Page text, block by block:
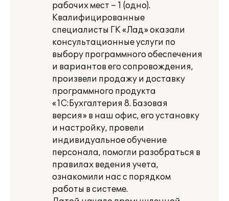
рабочих мест – 1 (одно).
Квалифицированные
специалисты ГК «Лад» оказали
консультационные услуги по
выбору программного обеспечения
и вариантов его сопровождения,
произвели продажу и доставку
программного продукта
«1С:Бухгалтерия 8. Базовая
версия» в наш офис, его установку
и настройку, провели
индивидуальное обучение
персонала, помогли разобраться в
правилах ведения учета,
ознакомили нас с порядком
работы в системе.